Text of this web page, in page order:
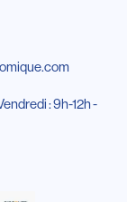
: 9h-12h -